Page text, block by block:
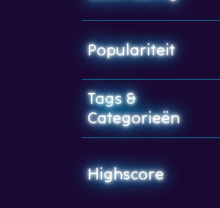
Populariteit
Tags &
Categorieën
Highscore